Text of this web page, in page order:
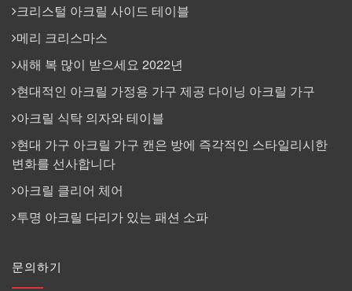
크리스털 아크릴 사이드 테이블
메리 크리스마스
새해 복 많이 받으세요 2022년
현대적인 아크릴 가정용 가구 제공 다이닝 아크릴 가구
아크릴 식탁 의자와 테이블
현대 가구 아크릴 가구 캔은 방에 즉각적인 스타일리시한
변화를 선사합니다
아크릴 클리어 체어
투명 아크릴 다리가 있는 패션 소파
문의하기